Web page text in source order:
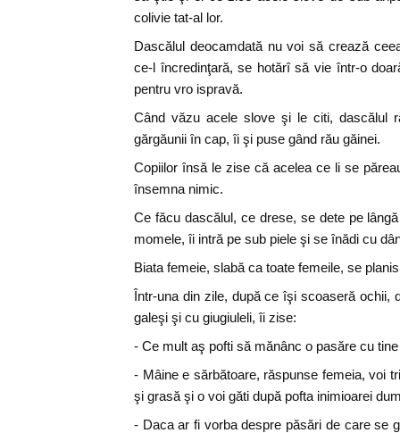
colivie tat-al lor.
Dascălul deocamdată nu voi să crează
ce-l încredinţară, se hotărî să vie într-o
pentru vro ispravă.
Când văzu acele slove şi le citi, dascălul
gărgăunii în cap, îi şi puse gând rău găinei.
Copiilor însă le zise că acelea ce li se
însemna nimic.
Ce făcu dascălul, ce drese, se dete pe
momele, îi intră pe sub piele şi se înădi cu
Biata femeie, slabă ca toate femeile, se
Într-una din zile, după ce îşi scoaseră ochii,
galeşi şi cu giugiuleli, îi zise:
- Ce mult aş pofti să mănânc o pasăre cu
- Mâine e sărbătoare, răspunse femeia, voi
şi grasă şi o voi găti după pofta inimioarei
- Daca ar fi vorba despre păsări de care se